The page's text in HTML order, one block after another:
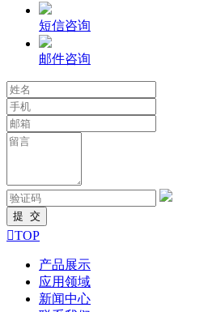
短信咨询
邮件咨询
TOP
产品展示
应用领域
新闻中心